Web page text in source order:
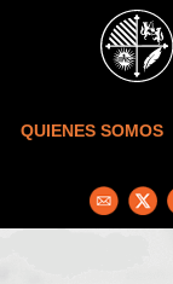
Skip to main content
QUIENES SOMOS